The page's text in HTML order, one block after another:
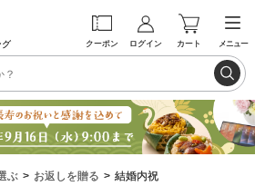
グ クーポン ログイン カート メニュー
ぶ お返しを贈る 結婚内祝